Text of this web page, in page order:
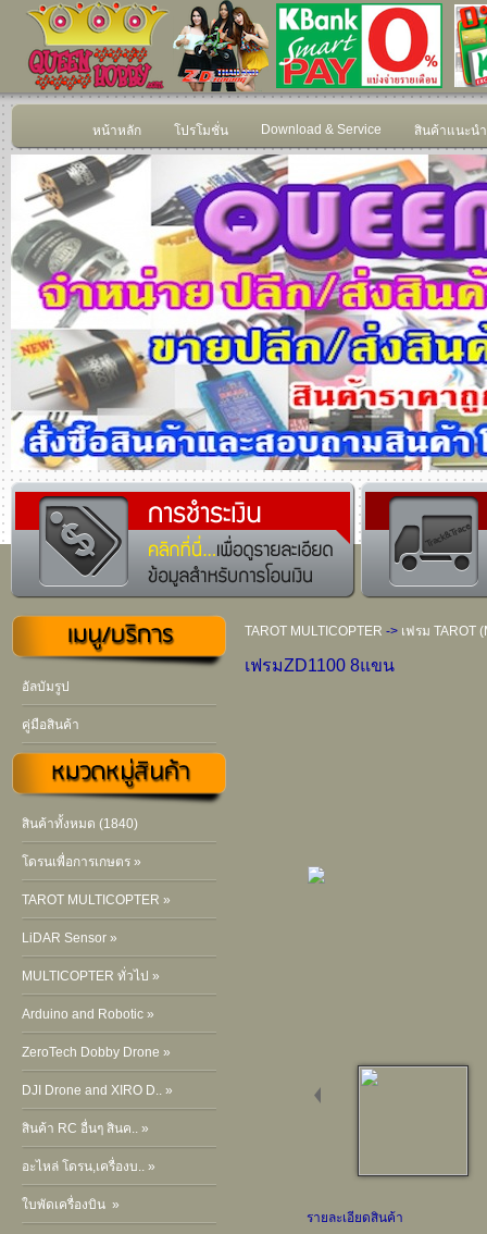
หน้าหลัก โปรโมชั่น Download & Service สินค้าแนะนำ
อัลบัมรูป
คู่มือสินค้า
สินค้าทั้งหมด (1840)
โดรนเพื่อการเกษตร »
TAROT MULTICOPTER »
LiDAR Sensor »
MULTICOPTER ทั่วไป »
Arduino and Robotic »
ZeroTech Dobby Drone »
DJI Drone and XIRO D.. »
สินค้า RC อื่นๆ สินค.. »
อะไหล่ โดรน,เครื่องบ.. »
ใบพัดเครื่องบิน »
TAROT MULTICOPTER -> เฟรม TAROT
เฟรมZD1100 8แขน
รายละเอียดสินค้า